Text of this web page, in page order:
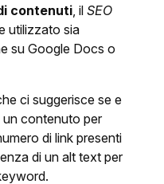
contenuti, il SEO
utilizzato sia
su Google Docs o
ci suggerisce se e
contenuto per
di link presenti
di un alt text per